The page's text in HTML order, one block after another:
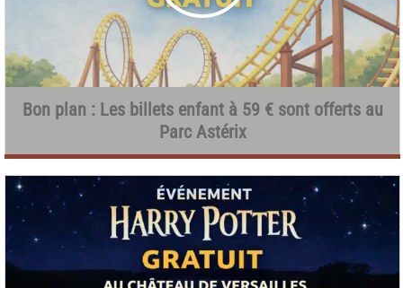
Bon plan : Les billets enfant à 59 € sont offerts au
Parc Astérix